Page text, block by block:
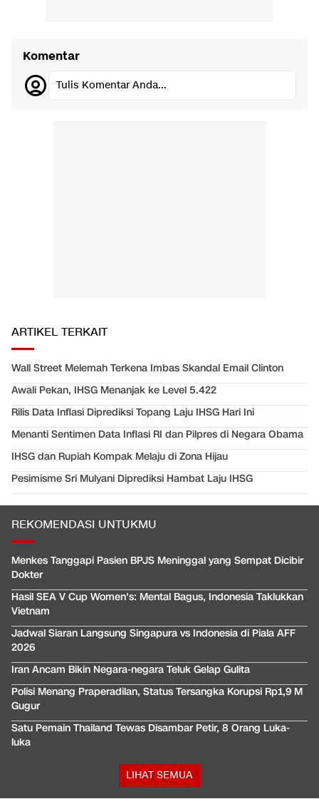
Komentar
Tulis Komentar Anda...
ARTIKEL TERKAIT
Wall Street Melemah Terkena Imbas Skandal Email Clinton
Awali Pekan, IHSG Menanjak ke Level 5.422
Rilis Data Inflasi Diprediksi Topang Laju IHSG Hari Ini
Menanti Sentimen Data Inflasi RI dan Pilpres di Negara Obama
IHSG dan Rupiah Kompak Melaju di Zona Hijau
Pesimisme Sri Mulyani Diprediksi Hambat Laju IHSG
REKOMENDASI UNTUKMU
Menkes Tanggapi Pasien BPJS Meninggal yang Sempat Dicibir
Dokter
Hasil SEA V Cup Women's: Mental Bagus, Indonesia Taklukkan
Vietnam
Jadwal Siaran Langsung Singapura vs Indonesia di Piala AFF
2026
Iran Ancam Bikin Negara-negara Teluk Gelap Gulita
Polisi Menang Praperadilan, Status Tersangka Korupsi Rp1,9 M
Gugur
Satu Pemain Thailand Tewas Disambar Petir, 8 Orang Luka-
luka
LIHAT SEMUA